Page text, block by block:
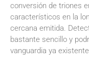
conversión de triones
característicos en la
cercana emitida.
bastante sencillo y
vanguardia ya